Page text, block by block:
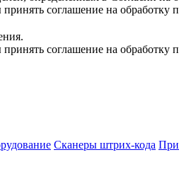
соглашение на обработку
соглашение на обработку
Сканеры штрих-кода